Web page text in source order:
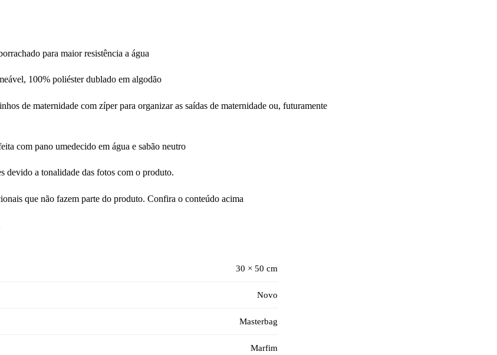
para maior resistência a água
100% poliéster dublado em algodão
de maternidade com zíper para organizar as saídas de maternidade ou, futuramente
com pano umedecido em água e sabão neutro
devido a tonalidade das fotos com o produto.
que não fazem parte do produto. Confira o conteúdo acima
30 × 50 cm
Novo
Masterbag
Marfim